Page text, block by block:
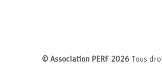
© Association PERF 2026 Tous